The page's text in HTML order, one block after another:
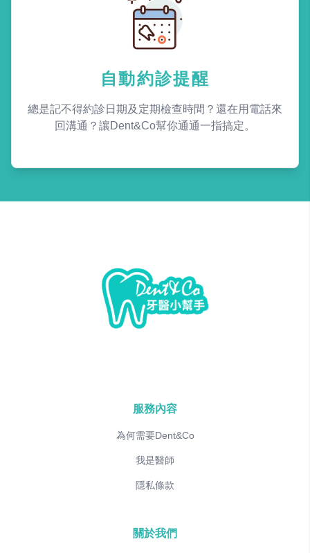
自動約診提醒
總是記不得約診日期及定期檢查時間？還在用電話來
回溝通？讓Dent&Co幫你通通一指搞定。
服務內容
為何需要Dent&Co
我是醫師
隱私條款
關於我們